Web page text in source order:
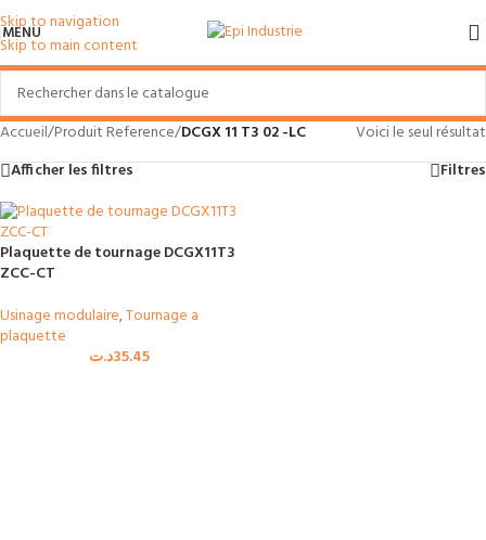
Skip to navigation
Skip to main content
MENU
Accueil/Produit Reference/DCGX 11 T3 02 -LC
Voici le seul résultat
Afficher les filtres
Filtres
Plaquette de tournage DCGX11T3
ZCC-CT
Usinage modulaire,Tournage a
plaquette
35.45د.ت